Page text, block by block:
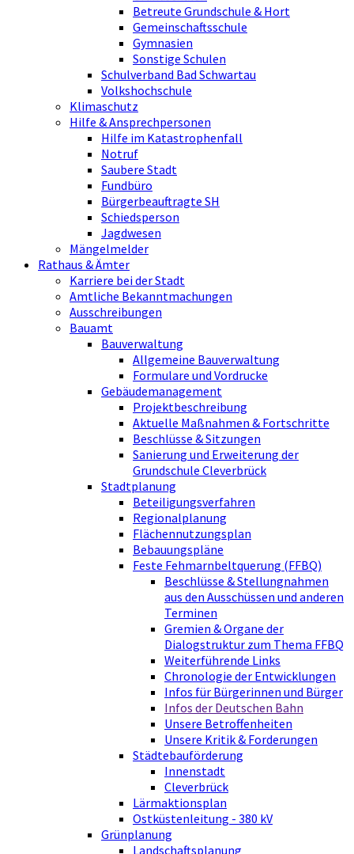
Betreute Grundschule & Hort
Gemeinschaftsschule
Gymnasien
Sonstige Schulen
Schulverband Bad Schwartau
Volkshochschule
Klimaschutz
Hilfe & Ansprechpersonen
Hilfe im Katastrophenfall
Notruf
Saubere Stadt
Fundbüro
Bürgerbeauftragte SH
Schiedsperson
Jagdwesen
Mängelmelder
Rathaus & Ämter
Karriere bei der Stadt
Amtliche Bekanntmachungen
Ausschreibungen
Bauamt
Bauverwaltung
Allgemeine Bauverwaltung
Formulare und Vordrucke
Gebäudemanagement
Projektbeschreibung
Aktuelle Maßnahmen & Fortschritte
Beschlüsse & Sitzungen
Sanierung und Erweiterung der
Grundschule Cleverbrück
Stadtplanung
Beteiligungsverfahren
Regionalplanung
Flächennutzungsplan
Bebauungspläne
Feste Fehmarnbeltquerung (FFBQ)
Beschlüsse & Stellungnahmen
aus den Ausschüssen und anderen
Terminen
Gremien & Organe der
Dialogstruktur zum Thema FFBQ
Weiterführende Links
Chronologie der Entwicklungen
Infos für Bürgerinnen und Bürger
Infos der Deutschen Bahn
Unsere Betroffenheiten
Unsere Kritik & Forderungen
Städtebauförderung
Innenstadt
Cleverbrück
Lärmaktionsplan
Ostküstenleitung - 380 kV
Grünplanung
Landschaftsplanung